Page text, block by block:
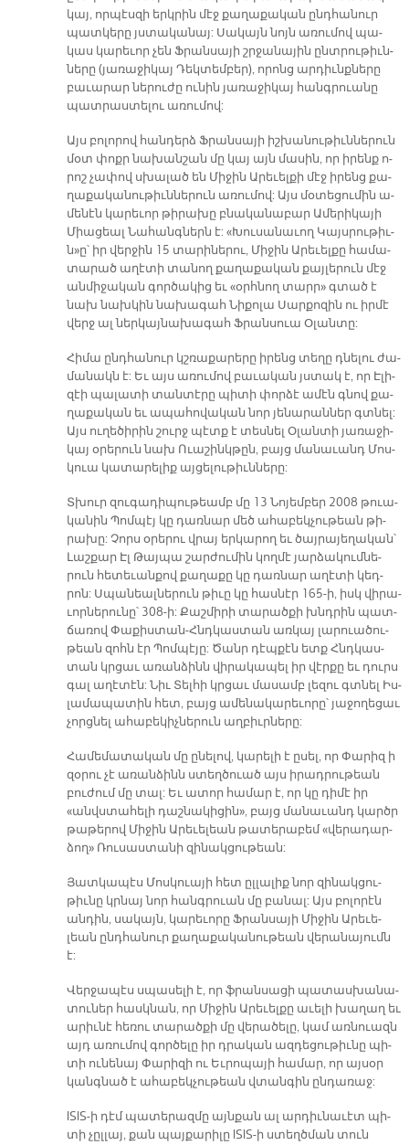
կայ, որ­պէս­զի երկ­րին մէջ քա­ղա­քա­կան ընդ­հա­նուր
պատ­կե­րը յստա­կա­նայ: Սա­կայն նոյն ա­ռու­մով պա­
կաս կա­րե­ւոր չեն Ֆրան­սա­յի շրջա­նա­յին ընտ­րու­թիւն­
նե­րը (յա­ռա­ջի­կայ Դեկ­տեմ­բեր), ո­րոնց ար­դիւնք­նե­րը
բա­ւա­րար նե­րու­ժը ու­նին յա­ռա­ջի­կայ հանգ­րուա­նը
պատ­րաս­տե­լու ա­ռու­մով:
Այս բո­լո­րով հան­դերձ Ֆրան­սա­յի իշ­խա­նու­թիւն­նե­րուն
մօտ փոքր նա­խան­շան­ մը կայ այն մա­սին, որ ի­րենք ո­
րոշ չա­փով սխա­լած են Մի­ջին Ա­րե­ւել­քի մէջ ի­րենց քա­
ղա­քա­կա­նու­թիւն­նե­րուն ա­ռու­մով: Այս մօ­տե­ցու­մին ա­
մե­նէն կա­րե­ւոր թի­րա­խը բնա­կա­նա­բար Ա­մե­րի­կա­յի
Միա­ցեալ Նա­հանգ­ներն է: «Խու­սա­նա­ւող Կայս­րու­թիւ­
ն­»ը՝ իր վեր­ջին 15 տա­րի­նե­րու, Մի­ջին Ա­րե­ւել­քը հա­մա­
տա­րած ա­ղէ­տի տա­նող քա­ղա­քա­կան քայ­լե­րուն մէջ
ան­մի­ջա­կան գոր­ծա­կից եւ «օրհ­նող տար­ր» գտած է
նախ նախ­կին նա­խա­գահ Նի­քո­լա Սար­քո­զին ու իր­մէ
վերջ ալ ներ­կա­յնա­խա­գահ Ֆրան­սուա Օ­լան­տը:
Հի­մա ընդ­հա­նուր կշռա­քա­րե­րը ի­րենց տե­ղը դնե­լու ժա­
մա­նակն է: Եւ այս ա­ռու­մով բա­ւա­կան յստակ է, որ Է­լի­
զէի պա­լա­տի տան­տէ­րը պի­տի փոր­ձէ ա­մէն գնով քա­
ղա­քա­կան եւ ա­պա­հո­վա­կան նոր յե­նա­րան­ներ գտնել:
Այս ու­ղե­ծի­րին շուրջ պէտք է տես­նել Օ­լան­տի յա­ռա­ջի­
կայ օ­րե­րուն նախ Ո­ւա­շինկ­թըն, բայց մա­նա­ւանդ Մոս­
կուա կա­տա­րե­լիք այ­ցե­լու­թիւն­նե­րը:
Տխուր զու­գա­դի­պու­թեամբ մը 13 Նո­յեմ­բեր 2008 թուա­
կա­նին Պոմ­պէյ կը դառ­նար մեծ ա­հա­բեկ­չու­թեան թի­
րա­խը: Չորս օ­րե­րու վրայ եր­կա­րող եւ ծայ­րա­յե­ղա­կան՝
Լաշ­քար Էլ Թայ­պա շար­ժու­մին կող­մէ յար­ձա­կում­նե­
րուն հե­տե­ւան­քով քա­ղա­քը կը դառ­նար ա­ղէ­տի կեդ­
րոն: Սպան­եալ­նե­րուն թի­ւը կը հաս­նէր 165-ի, իսկ վի­րա­
ւոր­նե­րու­նը՝ 308-ի: Քաշ­մի­րի տա­րած­քի խնդրին պատ­
ճա­ռով Փա­քիս­տան-Հնդկաս­տան առ­կայ լա­րուա­ծու­
թեան զոհն էր Պոմ­պէ­յը: Ծանր դէպ­քէն ետք Հնդկաս­
տան կրցաւ ա­ռան­ձինն վի­րա­կա­պել իր վէր­քը եւ դուրս
գալ ա­ղէ­տէն: Նիւ Տել­հի կրցաւ մա­սամբ լե­զու գտնել Իս­
լա­մա­պա­տին հետ, բայց ա­մե­նա­կա­րե­ւո­րը՝ յա­ջո­ղե­ցաւ
չորց­նել ա­հա­բե­կիչ­նե­րուն աղ­բիւր­նե­րը:
Հա­մե­մա­տա­կան մը ը­նե­լով, կա­րե­լի է ը­սել, որ Փա­րիզ ի
զօ­րու չէ ա­ռան­ձինն ստեղ­ծուած այս ի­րադ­րու­թեան
բու­ժում մը տալ: Եւ ա­տոր հա­մար է, որ կը դի­մէ իր
«անվ­ստա­հե­լի դաշ­նա­կի­ցի­ն», բայց մա­նա­ւանդ կարծր
թա­թե­րով Մի­ջին Ա­րե­ւե­լեան թա­տե­րա­բեմ «վե­րա­դար­
ձո­ղ» Ռու­սաս­տա­նի զի­նակ­ցու­թեան:
Յատ­կա­պէս Մոս­կուա­յի հետ ըլ­լա­լիք նոր զի­նակ­ցու­
թիւ­նը կրնայ նոր հանգ­րուան մը բա­նալ: Այս բո­լո­րէն
ան­դին, սա­կայն, կա­րե­ւո­րը Ֆրա­նսա­յի Մի­ջին Ա­րե­ւե­
լեան ընդ­հա­նուր քա­ղա­քա­կա­նու­թեան վե­րա­նա­յումն
է:
Վեր­ջա­պէս սպա­սե­լի է, որ ֆրան­սա­ցի պա­տաս­խա­նա­
տու­ներ հաս­կնան, որ Մի­ջին Ա­րե­ւել­քը ա­ւե­լի խա­ղաղ եւ
ա­րիւ­նէ հե­ռու տա­րած­քի մը վե­րա­ծե­լը, կամ առ­նուազն
այդ ա­ռու­մով գոր­ծե­լը իր դրա­կան ազ­դե­ցու­թիւ­նը պի­
տի ու­նե­նայ Փա­րի­զի ու Եւ­րո­պա­յի հա­մար, որ այ­սօր
կանգ­նած է ա­հա­բեկ­չու­թեան վտան­գին ըն­դա­ռաջ:
ISIS-ի դէմ պա­տե­րազ­մը այն­քան ալ ար­դիւ­նա­ւէտ պի­
տի չըլ­լայ, քան պայ­քա­րի­լը ISIS-ի ստեղծ­ման տուն